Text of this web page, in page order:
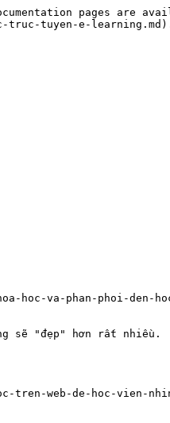
pages are
truc-tuyen-e-
hoc-va-phan-phoi-den-
sẽ "đẹp" hơn rất nhiều.
tren-web-de-hoc-vien-